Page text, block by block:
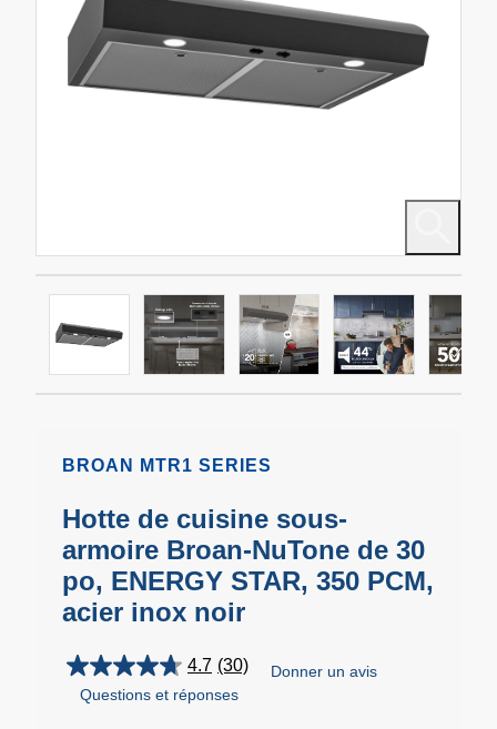
BROAN MTR1 SERIES
Hotte de cuisine sous-
armoire Broan-NuTone de 30
po, ENERGY STAR, 350 PCM,
acier inox noir
4.7 (30)
4.7
étoile(s)
Donner un avis
Questions et réponses